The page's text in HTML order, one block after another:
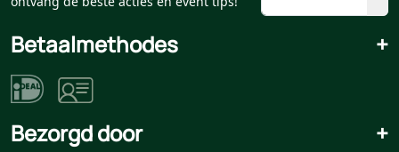
Betaalmethodes +
Bezorgd door +